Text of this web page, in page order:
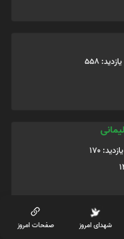
یازدید: 558
یازدید: 170
شهدای امروز صفحات امروز